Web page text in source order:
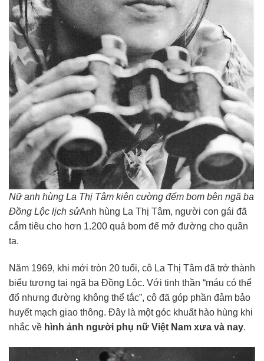
Nữ anh hùng La Thị Tâm kiên cường đếm bom bên ngã ba
Đồng Lộc lịch sửAnh hùng La Thị Tâm, người con gái đã
cắm tiêu cho hơn 1.200 quả bom để mở đường cho quân
ta.
Năm 1969, khi mới tròn 20 tuổi, cô La Thị Tâm đã trở thành
biểu tượng tại ngã ba Đồng Lộc. Với tinh thần “máu có thể
đổ nhưng đường không thể tắc”, cô đã góp phần đảm bảo
huyết mạch giao thông. Đây là một góc khuất hào hùng khi
nhắc về hình ảnh người phụ nữ Việt Nam xưa và nay.